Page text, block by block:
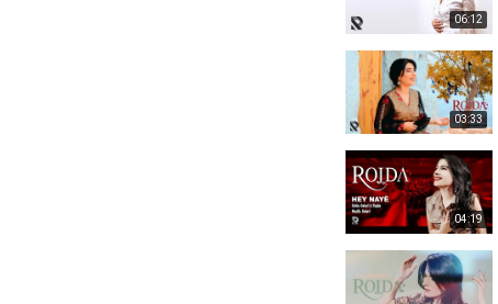
06:12
03:33
04:19